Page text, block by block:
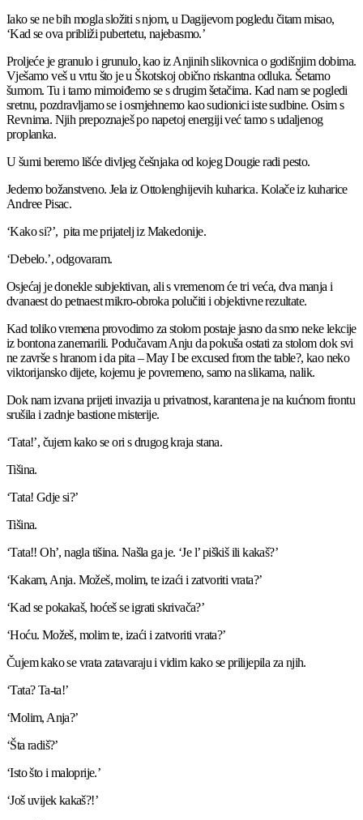
Iako se ne bih mogla složiti s njom, u Dagijevom pogledu čitam misao,
‘Kad se ova približi pubertetu, najebasmo.’
Proljeće je granulo i grunulo, kao iz Anjinih slikovnica o godišnjim dobima.
Vješamo veš u vrtu što je u Škotskoj obično riskantna odluka. Šetamo
šumom. Tu i tamo mimoiđemo se s drugim šetačima. Kad nam se pogledi
sretnu, pozdravljamo se i osmjehnemo kao sudionici iste sudbine. Osim s
Revnima. Njih prepoznaješ po napetoj energiji već tamo s udaljenog
proplanka.
U šumi beremo lišće divljeg češnjaka od kojeg Dougie radi pesto.
Jedemo božanstveno. Jela iz Ottolenghijevih kuharica. Kolače iz kuharice
Andree Pisac.
‘Kako si?’, pita me prijatelj iz Makedonije.
‘Debelo.’, odgovaram.
Osjećaj je donekle subjektivan, ali s vremenom će tri veća, dva manja i
dvanaest do petnaest mikro-obroka polučiti i objektivne rezultate.
Kad toliko vremena provodimo za stolom postaje jasno da smo neke lekcije
iz bontona zanemarili. Podučavam Anju da pokuša ostati za stolom dok svi
ne završe s hranom i da pita – May I be excused from the table?, kao neko
viktorijansko dijete, kojemu je povremeno, samo na slikama, nalik.
Dok nam izvana prijeti invazija u privatnost, karantena je na kućnom frontu
srušila i zadnje bastione misterije.
‘Tata!’, čujem kako se ori s drugog kraja stana.
Tišina.
‘Tata! Gdje si?’
Tišina.
‘Tata!! Oh’, nagla tišina. Našla ga je. ‘Je l’ piškiš ili kakaš?’
‘Kakam, Anja. Možeš, molim, te izaći i zatvoriti vrata?’
‘Kad se pokakaš, hoćeš se igrati skrivača?’
‘Hoću. Možeš, molim te, izaći i zatvoriti vrata?’
Čujem kako se vrata zatavaraju i vidim kako se prilijepila za njih.
‘Tata? Ta-ta!’
‘Molim, Anja?’
‘Šta radiš?’
‘Isto što i maloprije.’
‘Još uvijek kakaš?!’